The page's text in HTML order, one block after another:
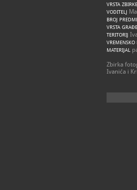
VRSTA ZBIRKE
VODITELJ
BROJ
VRSTA GRAĐE
TERITORIJ
VREMENSKO
MATERIJAL
Zbirka
Ivanića i